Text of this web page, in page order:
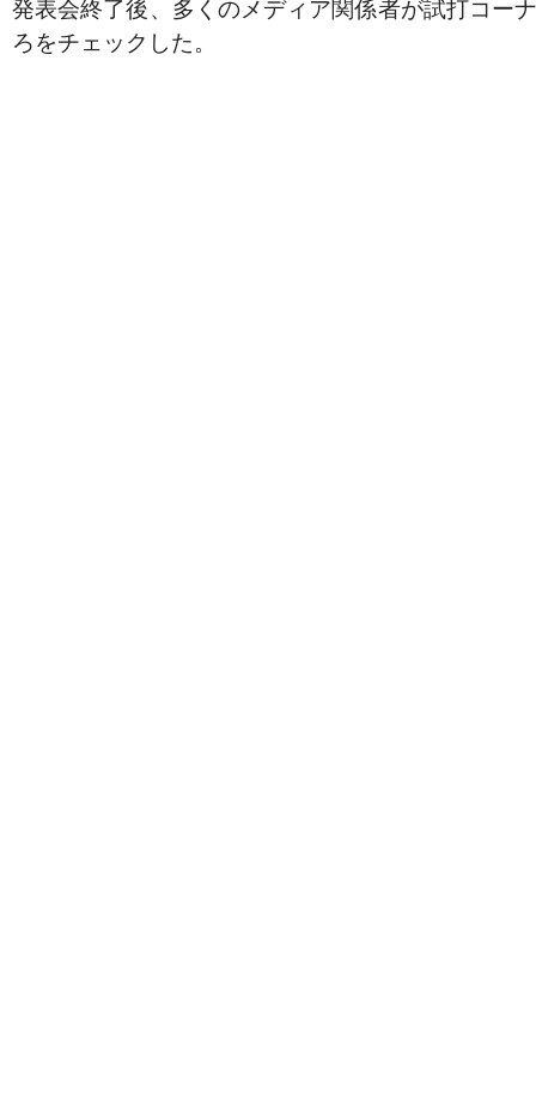
発表会終了後、多くのメディア関係者が試打コー
ろをチェックした。